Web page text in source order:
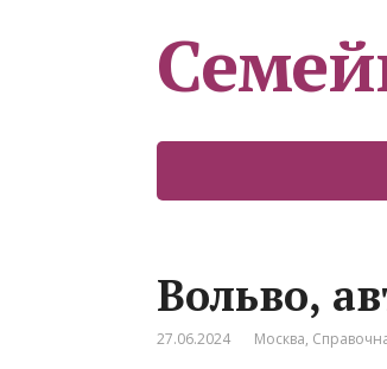
Вольво,
27.06.2024 Москва,